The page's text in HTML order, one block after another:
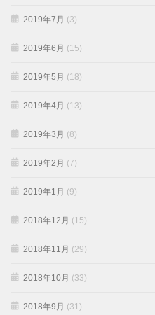
2019年7月 (3)
2019年6月 (15)
2019年5月 (18)
2019年4月 (13)
2019年3月 (8)
2019年2月 (7)
2019年1月 (9)
2018年12月 (15)
2018年11月 (29)
2018年10月 (33)
2018年9月 (31)